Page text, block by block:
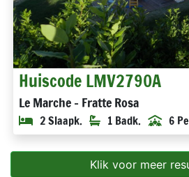
Huiscode LMV2790A
Le Marche - Fratte Rosa
2 Slaapk. 1 Badk. 6
Klik voor meer